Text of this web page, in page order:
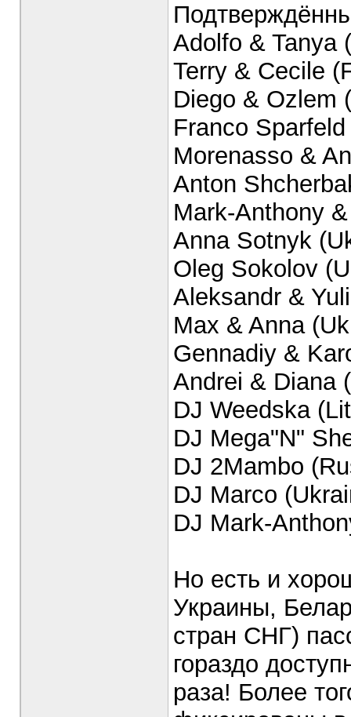
Adolfo & Tanya
Terry & Cecile
Diego & Ozlem
Franco
Morenasso &
Anton
Mark-Anthony
Anna Sotnyk
Oleg Sokolov
Aleksandr &
Max & Anna
Gennadiy &
Andrei & Diana
DJ Weedska
DJ Mega"N"
DJ 2Mambo
DJ Marco
DJ Mark-
Но есть и
Украины,
стран СНГ)
гораздо
раза! Более